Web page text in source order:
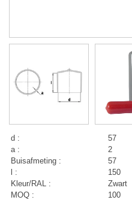
d :
57
a :
2
Buisafmeting :
57
l :
150
Kleur/RAL :
Zwart
MOQ :
100